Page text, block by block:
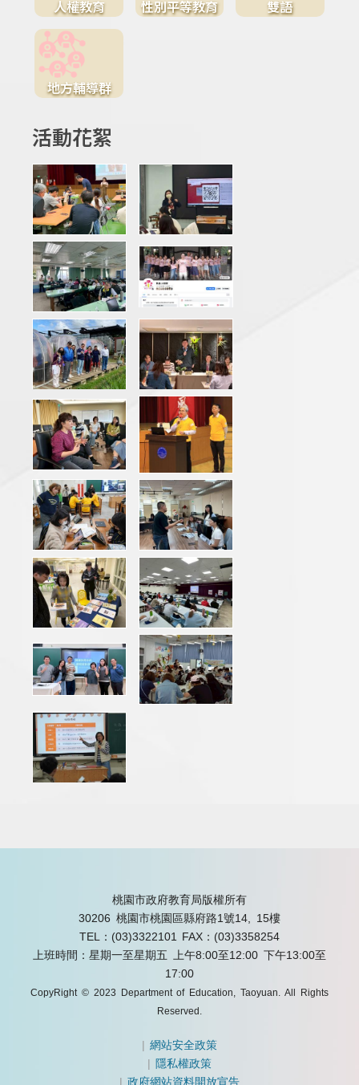
人權教育 性別平等教育 雙語
地方輔導群
活動花絮
桃園市政府教育局版權所有
30206 桃園市桃園區縣府路1號14, 15樓
TEL：(03)3322101 FAX：(03)3358254
上班時間：星期一至星期五 上午8:00至12:00 下午13:00至
17:00
CopyRight © 2023 Department of Education, Taoyuan. All Rights
Reserved.
|網站安全政策
| 隱私權政策
|政府網站資料開放宣告